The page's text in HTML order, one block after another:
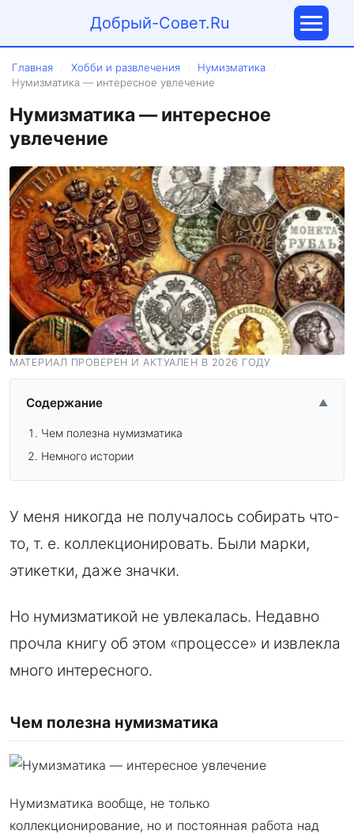
Добрый-Совет.Ru
Главная Хобби и развлечения Нумизматика
Нумизматика — интересное увлечение
Нумизматика — интересное
увлечение
МАТЕРИАЛ ПРОВЕРЕН И АКТУАЛЕН В 2026 ГОДУ
Содержание ▲
Чем полезна нумизматика
Немного истории
У меня никогда не получалось собирать что-
то, т. е. коллекционировать. Были марки,
этикетки, даже значки.
Но нумизматикой не увлекалась. Недавно
прочла книгу об этом «процессе» и извлекла
много интересного.
Чем полезна нумизматика
Нумизматика вообще, не только
коллекционирование, но и постоянная работа над